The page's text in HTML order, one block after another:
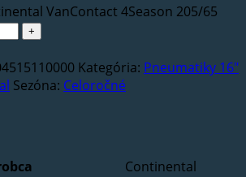
VanContact 4Season 205/65
Kategória: Pneumatiky 16"
Sezóna: Celoročné
Continental